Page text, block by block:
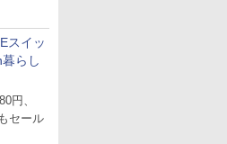
スイッ
らし
円、
セール